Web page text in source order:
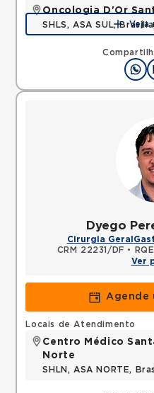
Oncologia D'Or
SHLS, ASA SUL, Veja
Dyego
Cirurgia Geral
CRM 22231/DF •
Ver
Agende
Locais de Atendimento
Centro Médico
Norte
SHLN, ASA NORTE,